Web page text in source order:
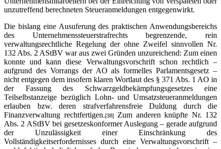
unzutreffend berechneten Steueranmeldungen entgegenwirkt.
Die bislang eine Ausuferung des praktischen Anwendungsbereichs
des Unternehmenssteuerstrafrechts begrenzende, rein
verwaltungsrechtliche Regelung der ohne Zweifel sinnvollen Nr.
132 Abs. 2 AStBV war aus zwei Gründen unzureichend: Zum einen
konnte und kann diese Verwaltungsvorschrift schon rechtlich –
aufgrund des Vorrangs der AO als formelles Parlamentsgesetz –
nicht entgegen dem insofern klaren Wortlaut des § 371 Abs. 1 AO in
der Fassung des Schwarzgeldbekämpfungsgesetzes eine
Teilselbstanzeige bezüglich Lohn- und Umsatzsteueranmeldungen
erlauben bzw. deren strafverfahrensfreie Duldung durch die
Finanzverwaltung rechtfertigen.[38]Zum anderen knüpfte Nr. 132
Abs. 2 AStBV bei gesetzeskonformer Auslegung – gerade aufgrund
der Unzulässigkeit einer Einschränkung des
Vollständigkeitserfordernisses durch eine Verwaltungsvorschrift –